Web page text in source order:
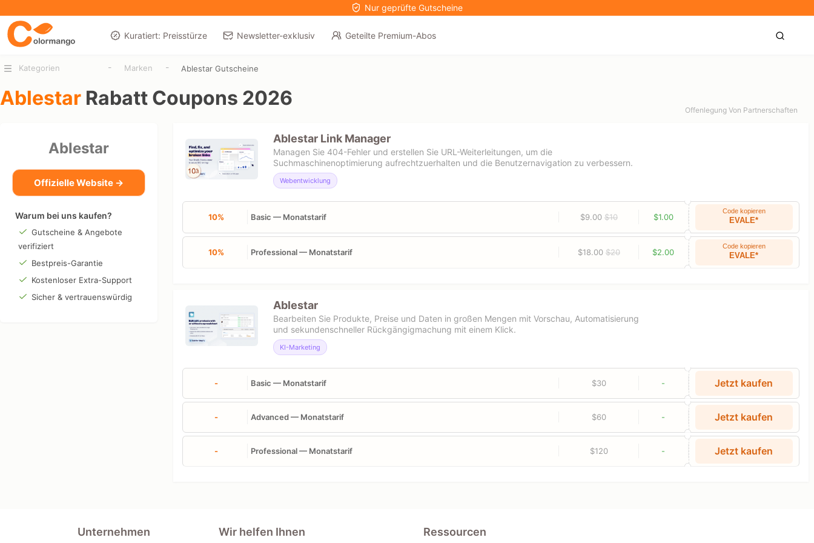
Nur geprüfte Gutscheine
Kuratiert: Preisstürze Newsletter-exklusiv Geteilte Premium-Abos
Kategorien - Marken - Ablestar Gutscheine
Ablestar Rabatt Coupons 2026
Offenlegung Von Partnerschaften
Ablestar
Offizielle Website →
Warum bei uns kaufen?
Gutscheine & Angebote
verifiziert
Bestpreis-Garantie
Kostenloser Extra-Support
Sicher & vertrauenswürdig
Ablestar Link Manager
Managen Sie 404-Fehler und erstellen Sie URL-Weiterleitungen, um die
Suchmaschinenoptimierung aufrechtzuerhalten und die Benutzernavigation zu verbessern.
Webentwicklung
10% Basic — Monatstarif $9.00 $10 $1.00
Code kopieren
EVALE*
10% Professional — Monatstarif $18.00 $20 $2.00
Code kopieren
EVALE*
Ablestar
Bearbeiten Sie Produkte, Preise und Daten in großen Mengen mit Vorschau, Automatisierung
und sekundenschneller Rückgängigmachung mit einem Klick.
KI-Marketing
- Basic — Monatstarif $30 - Jetzt kaufen
- Advanced — Monatstarif $60 - Jetzt kaufen
- Professional — Monatstarif $120 - Jetzt kaufen
Unternehmen Wir helfen Ihnen Ressourcen